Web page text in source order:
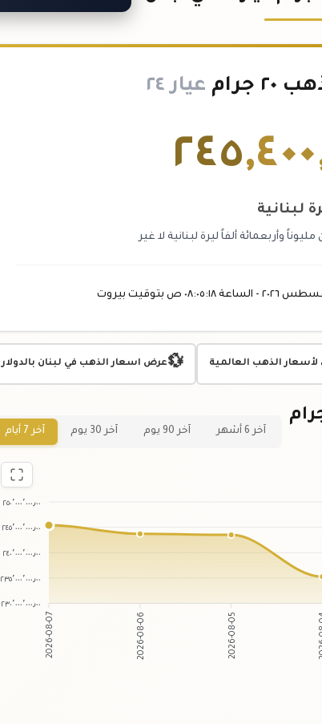
عيار ٢٤
٢٤٥,٤٠٠
لبنانية
وأربعمائة ألفاً ليرة لبنانية لا غير
٢٠٢٦ - الساعة ٠٨:٠٥:١٨ ص بتوقيت بيروت
لأسعار الذهب العالمية 💱عرض اسعار الذهب في لبنان بالدولار
سبيكة ذهب 20 جرام
آخر 6 أشهر آخر 90 يوم آخر 30 يوم آخر 7 أيام
٢٥٠٬٠٠٠٬٠٠٠٫٠٠
٢٤٥٬٠٠٠٬٠٠٠٫٠٠
٢٤٠٬٠٠٠٬٠٠٠٫٠٠
٢٣٥٬٠٠٠٬٠٠٠٫٠٠
٢٣٠٬٠٠٠٬٠٠٠٫٠٠
2026-08-07 2026-08-06 2026-08-05